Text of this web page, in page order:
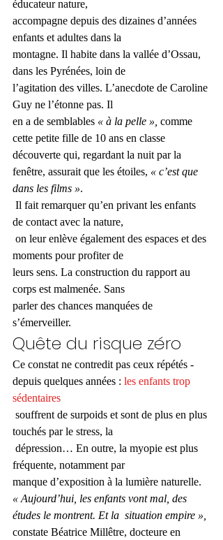
éducateur nature,
accompagne depuis des ­dizaines d’années
enfants et adultes dans la
montagne. Il habite dans la vallée d’Ossau,
dans les Pyrénées, loin de
l’agitation des villes. L’anecdote de Caroline
Guy ne l’étonne pas. Il
en a de semblables « à la pelle », comme
cette petite fille de 10 ans en classe
découverte qui, regardant la nuit par la
fenêtre, assurait que les étoiles, « c’est que
dans les films ».
de ­contact avec la nature,
moments pour profiter de
leurs sens. La construction du rapport au
corps est malmenée. Sans
parler des chances manquées de
s’émerveiller.
Quête du risque zéro
Ce constat ne contredit pas ceux répétés ­
depuis quelques années : les enfants trop
sédentaires
touchés par le stress, la
fréquente, notamment par
manque d’exposition à la ­lumière naturelle.
« Aujourd’hui, les enfants vont mal, des
études le montrent. Et la ­ situation empire »,
constate Béatrice Millêtre, ­docteure en